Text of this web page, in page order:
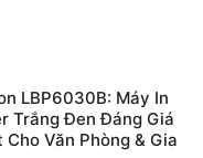
LBP6030B: Máy In
Trắng Đen Đáng Giá
Cho Văn Phòng & Gia